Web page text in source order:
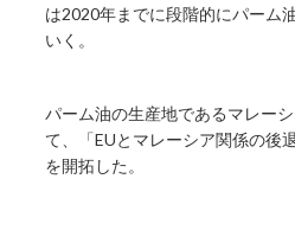
は2020年までに段階的にパーム
いく。
パーム油の生産地であるマレー
て、「EUとマレーシア関係の後
を開拓した。